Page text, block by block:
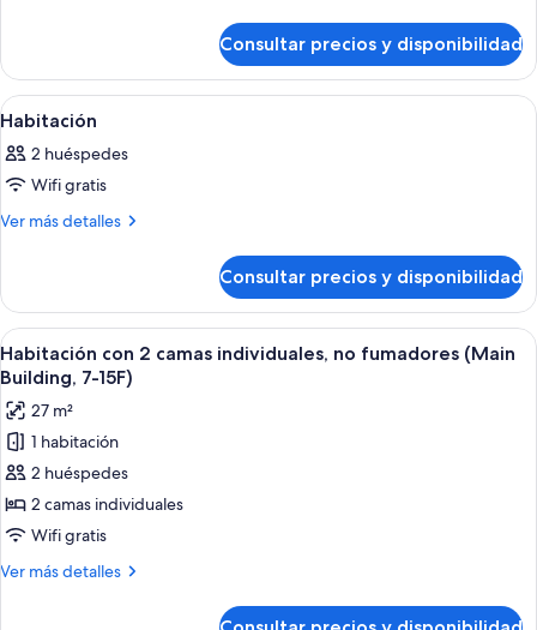
Consultar precios y disponibilidad
Abrir
todas
las
fotos
de
Un rascacielos alto y curvo, con un
1
Habitación
2 huéspedes
Wifi gratis
Ver más detalles
Más
Consultar precios y disponibilidad
Abrir
todas
las
fotos
de
Habitación
con
2
camas
Habitación de hotel con dos camas,
3
Habitación con 2 camas individuales, no fumadores (Main
Building, 7-15F)
27 m²
1 habitación
2 huéspedes
2 camas individuales
Wifi gratis
Ver más detalles
Más